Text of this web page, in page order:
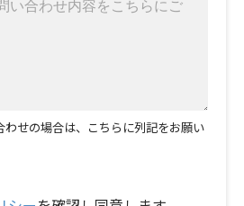
わせの場合は、こちらに列記をお願い